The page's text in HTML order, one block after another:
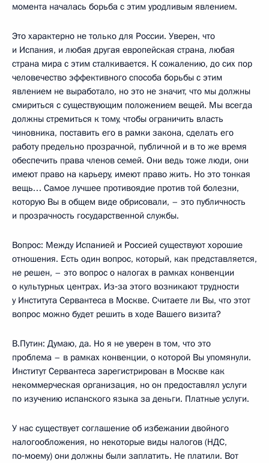
момента началась борьба с этим уродливым явлением.
Это характерно не только для России. Уверен, что
и Испания, и любая другая европейская страна, любая
страна мира с этим сталкивается. К сожалению, до сих пор
человечество эффективного способа борьбы с этим
явлением не выработало, но это не значит, что мы должны
смириться с существующим положением вещей. Мы всегда
должны стремиться к тому, чтобы ограничить власть
чиновника, поставить его в рамки закона, сделать его
работу предельно прозрачной, публичной и в то же время
обеспечить права членов семей. Они ведь тоже люди, они
имеют право на карьеру, имеют право жить. Но это тонкая
вещь… Самое лучшее противоядие против той болезни,
которую Вы в общем виде обрисовали, – это публичность
и прозрачность государственной службы.
Вопрос: Между Испанией и Россией существуют хорошие
отношения. Есть один вопрос, который, как представляется,
не решен, – это вопрос о налогах в рамках конвенции
о культурных центрах. Из‑за этого возникают трудности
у Института Сервантеса в Москве. Считаете ли Вы, что этот
вопрос можно будет решить в ходе Вашего визита?
В.Путин: Думаю, да. Но я не уверен в том, что это
проблема – в рамках конвенции, о которой Вы упомянули.
Институт Сервантеса зарегистрирован в Москве как
некоммерческая организация, но он предоставлял услуги
по изучению испанского языка за деньги. Платные услуги.
У нас существует соглашение об избежании двойного
налогообложения, но некоторые виды налогов (НДС,
по‑моему) они должны были заплатить. Не платили. Вот